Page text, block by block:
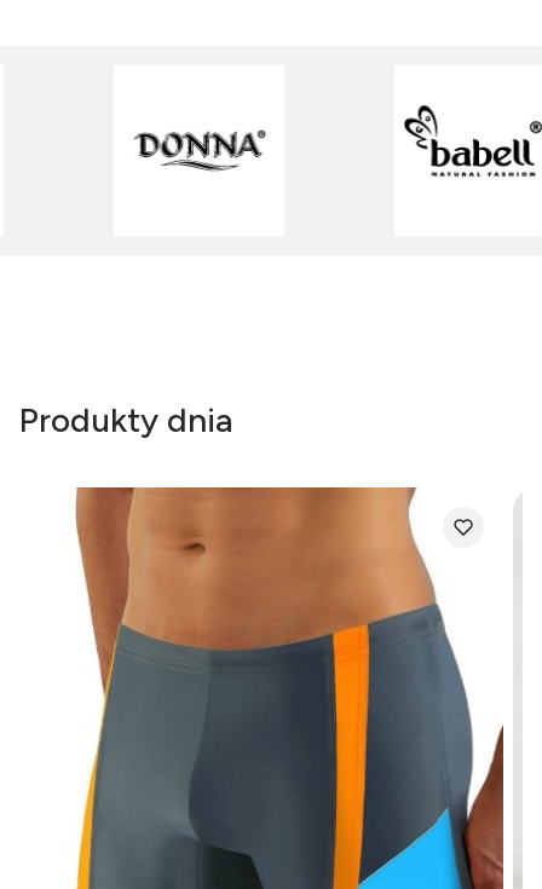
Produkty dnia